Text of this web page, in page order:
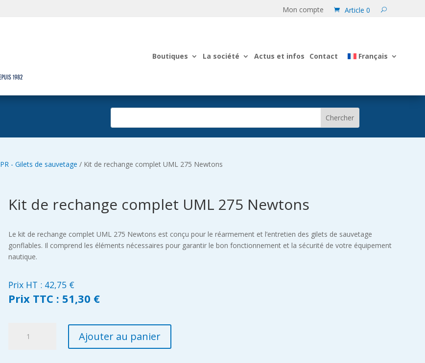
Mon compte Article 0
Boutiques La société Actus et infos Contact Français
PR - Gilets de sauvetage / Kit de rechange complet UML 275 Newtons
Kit de rechange complet UML 275 Newtons
Le kit de rechange complet UML 275 Newtons est conçu pour le réarmement et l’entretien des gilets de sauvetage
gonflables. Il comprend les éléments nécessaires pour garantir le bon fonctionnement et la sécurité de votre équipement
nautique.
Prix HT : 42,75 €
Prix TTC : 51,30 €
Ajouter au panier